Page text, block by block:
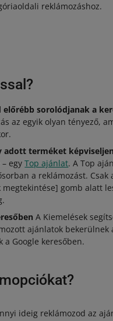
reklámozáshoz.
előrébb sorolódjanak a
az egyik olyan tényező,
adott terméket
– egyTop ajánlat. A Top
a reklámozást.
gomb alatt
A Kiemelések
ajánlatok bekerülnek
Google keresőben.
ideig reklámozod az